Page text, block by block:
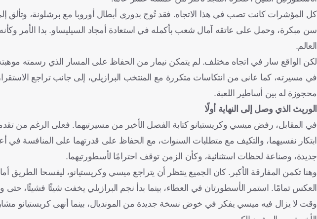
كل المؤشرات كانت تصب في هذا الاتجاه. فقد تُوج بدوري أبطال أوروبا مع برشلونة، وتألق
سن مبكرة، وحمل على عاتقه آمال شعب بأكمله في استعادة أمجاد السيليساو. بدا الأمر
العالم.
لكن الواقع سار في اتجاه مختلف. لم يتمكن نيمار من الحفاظ على المسار الذي رسمته موهبته
في مسيرته، كما عانى من انتكاسات متكررة مع المنتخب البرازيلي، إلى جانب تراجع
محجوزة له بين أساطير اللعبة.
الوريث الذي وصل إلى النهاية أولًا
في المقابل، رفض ميسي وكريستيانو كتابة الفصل الأخير من مسيرتيهما. فعلى الرغم من
ابتكار نفسيهما، والتكيف مع متطلبات السنوات، مع الحفاظ على قدرتهما على المنافسة
جديدة، وصناعة لحظات استثنائية، وكأن الزمن توقف احترامًا لأسطورتيهما.
وهنا تكمن المفارقة الأكبر. كان الجميع ينتظر أن يتراجع ميسي وكريستيانو، ليفسحا الطريق
العكس تمامًا. استمر الأسطورتان في العطاء، بينما بدأ نجم البرازيلي يخفت شيئًا فشيئًا،
وقت لا يزال فيه ميسي يفكر في خوض نسخة جديدة من المونديال، بينما أنهى كريستيانو